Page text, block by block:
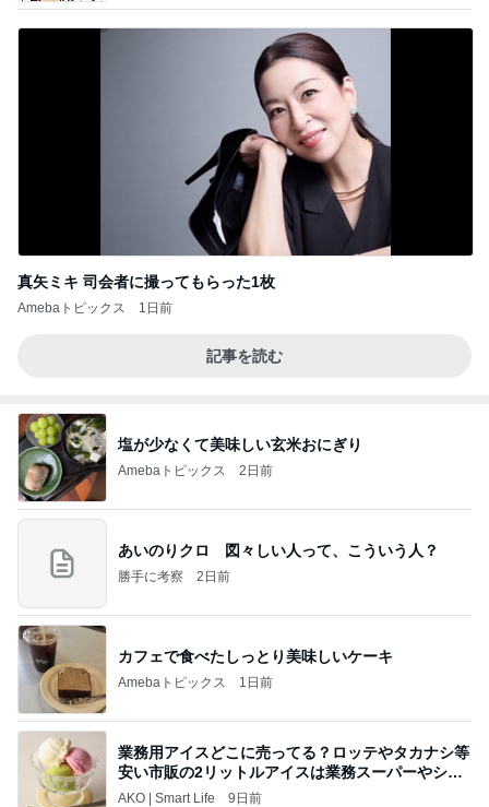
真矢ミキ 司会者に撮ってもらった1枚
Amebaトピックス 1日前
記事を読む
塩が少なくて美味しい玄米おにぎり
Amebaトピックス 2日前
あいのりクロ 図々しい人って、こういう人？
勝手に考察 2日前
カフェで食べたしっとり美味しいケーキ
Amebaトピックス 1日前
業務用アイスどこに売ってる？ロッテやタカナシ等
安い市販の2リットルアイスは業務スーパーやシャ
トレ
AKO | Smart Life 9日前